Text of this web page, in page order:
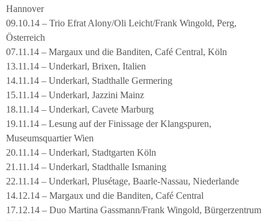
Hannover
09.10.14 – Trio Efrat Alony/Oli Leicht/Frank Wingold, Perg,
Österreich
07.11.14 – Margaux und die Banditen, Café Central, Köln
13.11.14 – Underkarl, Brixen, Italien
14.11.14 – Underkarl, Stadthalle Germering
15.11.14 – Underkarl, Jazzini Mainz
18.11.14 – Underkarl, Cavete Marburg
19.11.14 – Lesung auf der Finissage der Klangspuren,
Museumsquartier Wien
20.11.14 – Underkarl, Stadtgarten Köln
21.11.14 – Underkarl, Stadthalle Ismaning
22.11.14 – Underkarl, Plusétage, Baarle-Nassau, Niederlande
14.12.14 – Margaux und die Banditen, Café Central
17.12.14 – Duo Martina Gassmann/Frank Wingold, Bürgerzentrum